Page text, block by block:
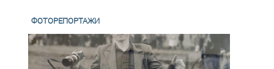
ФОТОРЕПОРТАЖИ